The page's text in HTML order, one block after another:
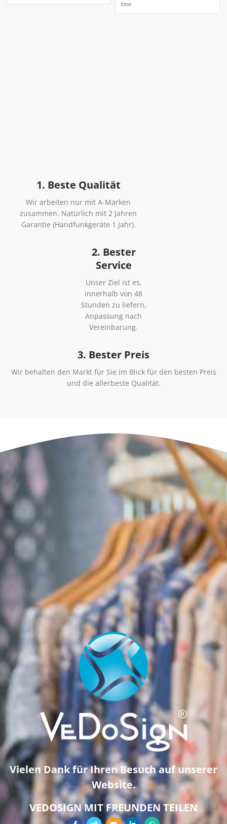
btw
1. Beste Qualität
Wir arbeiten nur mit A-Marken
zusammen. Natürlich mit 2 Jahren
Garantie (Handfunkgeräte 1 Jahr).
2. Bester
Service
Unser Ziel ist es,
innerhalb von 48
Stunden zu liefern,
Anpassung nach
Vereinbarung.
3. Bester Preis
Wir behalten den Markt für Sie im Blick für den besten Preis
und die allerbeste Qualität.
Vielen Dank für Ihren Besuch auf unserer
Website.
VEDOSIGN MIT FREUNDEN TEILEN